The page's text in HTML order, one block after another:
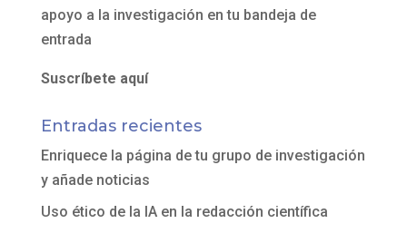
apoyo a la investigación en tu bandeja de
entrada
Suscríbete aquí
Entradas recientes
Enriquece la página de tu grupo de investigación
y añade noticias
Uso ético de la IA en la redacción científica